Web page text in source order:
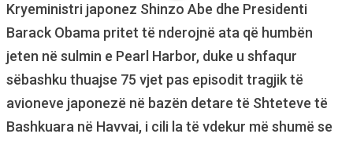
Kryeministri japonez Shinzo Abe dhe Presidenti
Barack Obama pritet të nderojnë ata që humbën
jeten në sulmin e Pearl Harbor, duke u shfaqur
sëbashku thuajse 75 vjet pas episodit tragjik të
avioneve japonezë në bazën detare të Shteteve të
Bashkuara në Havvai, i cili la të vdekur më shumë se